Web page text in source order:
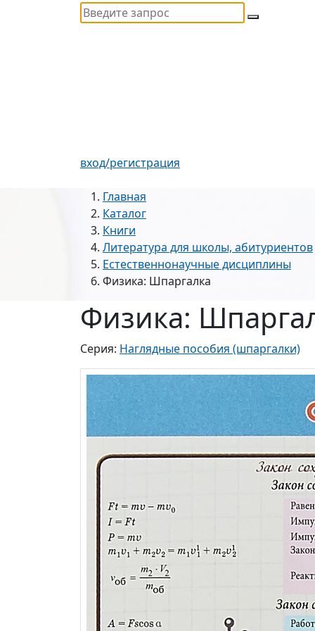
вход/регистрация
Главная
Каталог
Книги
Литература для школы, абитуриентов
Естественнонаучные дисциплины
Физика: Шпаргалка
Физика:
Серия: Наглядные пособия (шпаргалки)